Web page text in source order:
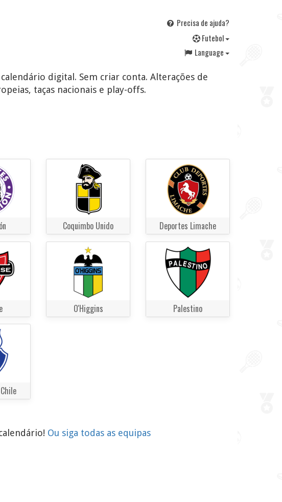
Precisa de ajuda?
Futebol
Language
digital. Sem criar conta. Alterações de
taças nacionais e play-offs.
Coquimbo Unido Deportes Limache
O'Higgins Palestino
Ou siga todas as equipas